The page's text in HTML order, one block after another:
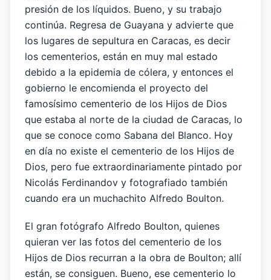
presión de los líquidos. Bueno, y su trabajo
continúa. Regresa de Guayana y advierte que
los lugares de sepultura en Caracas, es decir
los cementerios, están en muy mal estado
debido a la epidemia de cólera, y entonces el
gobierno le encomienda el proyecto del
famosísimo cementerio de los Hijos de Dios
que estaba al norte de la ciudad de Caracas, lo
que se conoce como Sabana del Blanco. Hoy
en día no existe el cementerio de los Hijos de
Dios, pero fue extraordinariamente pintado por
Nicolás Ferdinandov y fotografiado también
cuando era un muchachito Alfredo Boulton.
El gran fotógrafo Alfredo Boulton, quienes
quieran ver las fotos del cementerio de los
Hijos de Dios recurran a la obra de Boulton; allí
están, se consiguen. Bueno, ese cementerio lo